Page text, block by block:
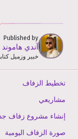
Published by
آندي هاموند
خبير وزميل
تخطيط الزفاف
مشاريعي
إنشاء مشروع زفاف
صورة الزفاف اليومية